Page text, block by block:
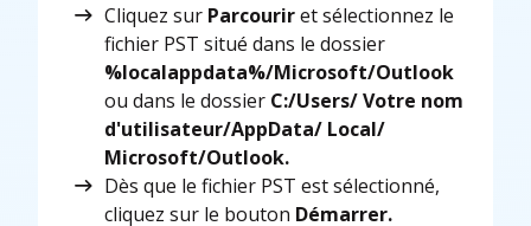
Cliquez sur Parcouriret sélectionnez le
fichier PST situé dans le dossier
%localappdata%/Microsoft/Outlook
ou dans le dossier C:/Users/ Votre nom
d'utilisateur/AppData/ Local/
Microsoft/Outlook.
Dès que le fichier PST est sélectionné,
cliquez sur le bouton Démarrer.